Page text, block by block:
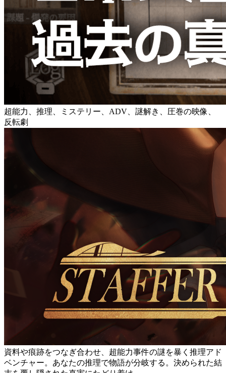
超能力、推理、ミステリー、ADV、謎解き、圧巻の映像、
反転劇
資料や痕跡をつなぎ合わせ、超能力事件の謎を暴く推理アド
ベンチャー。あなたの推理で物語が分岐する。決められた結